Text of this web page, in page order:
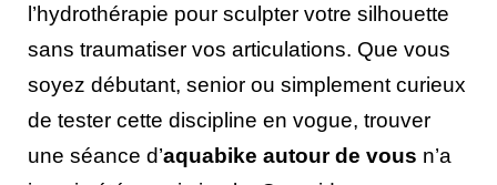
l’hydrothérapie pour sculpter votre silhouette
sans traumatiser vos articulations. Que vous
soyez débutant, senior ou simplement curieux
de tester cette discipline en vogue, trouver
une séance d’aquabike autour de vous n’a